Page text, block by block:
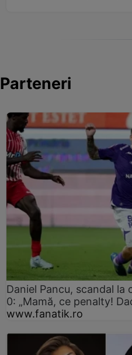
Parteneri
Daniel Pancu, scandal la
0: „Mamă, ce penalty!
www.fanatik.ro